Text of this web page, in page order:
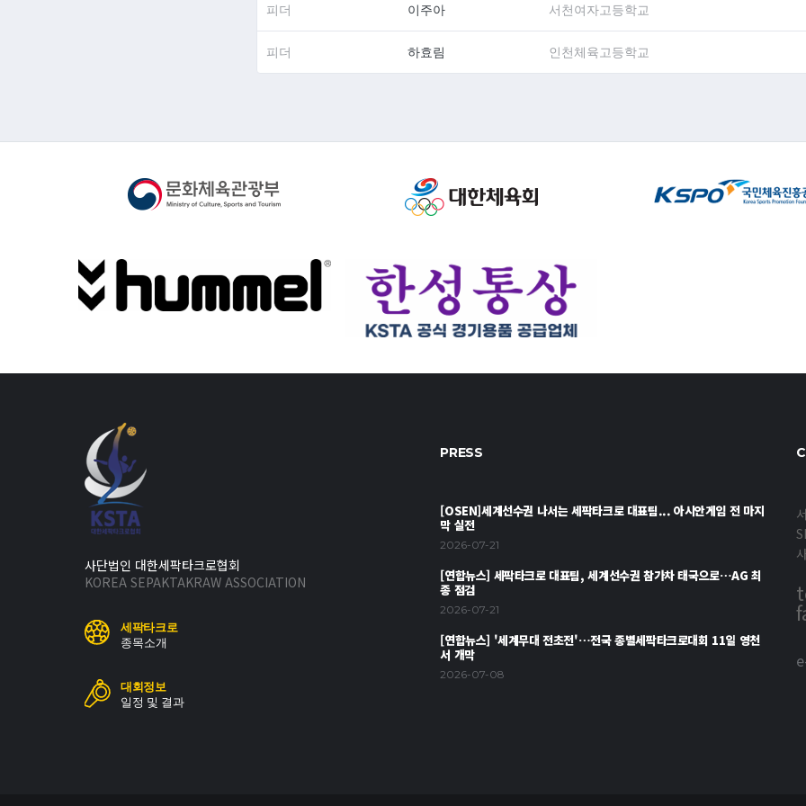
피더 이주아 서천여자고등학교
피더 하효림 인천체육고등학교
사단법인 대한세팍타크로협회
KOREA SEPAKTAKRAW ASSOCIATION
세팍타크로
종목소개
대회정보
일정 및 결과
PRESS
[OSEN]세계선수권 나서는 세팍타크로 대표팀... 아시안게임 전 마지
막 실전
2026-07-21
[연합뉴스] 세팍타크로 대표팀, 세계선수권 참가차 태국으로…AG 최
종 점검
2026-07-21
[연합뉴스] '세계무대 전초전'…전국 종별세팍타크로대회 11일 영천
서 개막
2026-07-08